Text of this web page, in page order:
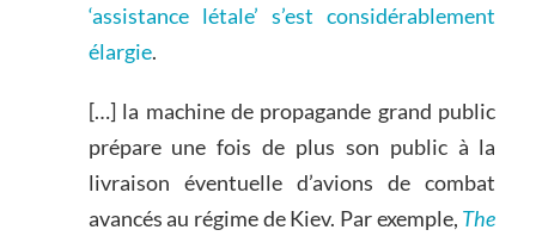
‘assistance létale’ s’est considérablement
élargie.
[…] la machine de propagande grand public
prépare une fois de plus son public à la
livraison éventuelle d’avions de combat
avancés au régime de Kiev. Par exemple, The